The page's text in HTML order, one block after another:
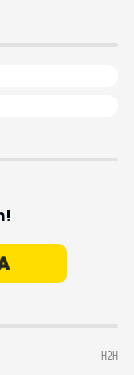
H2H